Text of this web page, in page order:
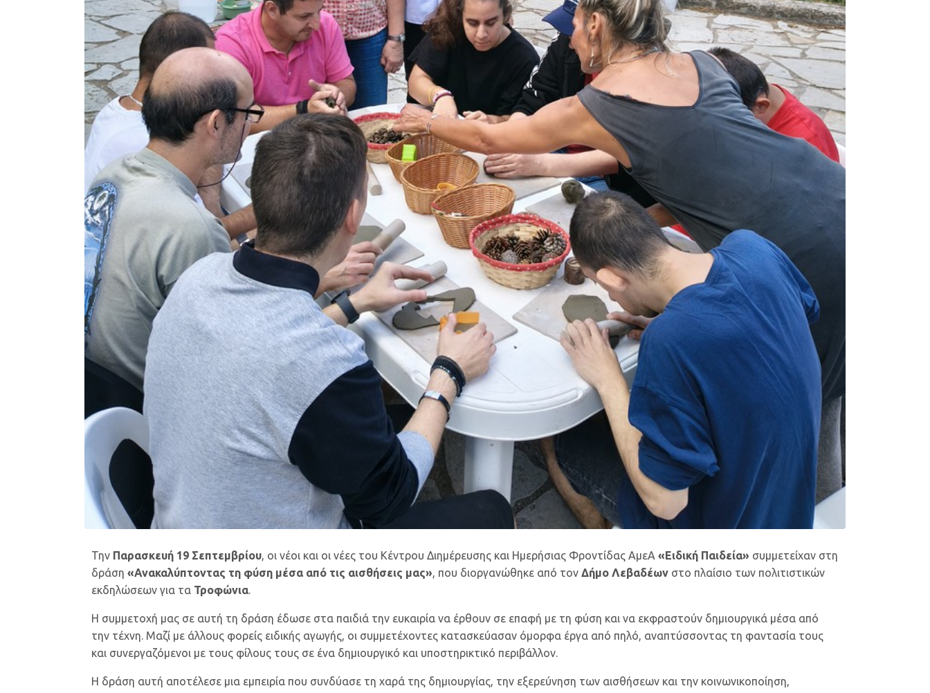
Την Παρασκευή 19 Σεπτεμβρίου, οι νέοι και οι νέες του Κέντρου Διημέρευσης και Ημερήσιας Φροντίδας ΑμεΑ «Ειδική Παιδεία» συμμετείχαν στη
δράση «Ανακαλύπτοντας τη φύση μέσα από τις αισθήσεις μας», που διοργανώθηκε από τον Δήμο Λεβαδέων στο πλαίσιο των πολιτιστικών
εκδηλώσεων για τα Τροφώνια.
Η συμμετοχή μας σε αυτή τη δράση έδωσε στα παιδιά την ευκαιρία να έρθουν σε επαφή με τη φύση και να εκφραστούν δημιουργικά μέσα από
την τέχνη. Μαζί με άλλους φορείς ειδικής αγωγής, οι συμμετέχοντες κατασκεύασαν όμορφα έργα από πηλό, αναπτύσσοντας τη φαντασία τους
και συνεργαζόμενοι με τους φίλους τους σε ένα δημιουργικό και υποστηρικτικό περιβάλλον.
Η δράση αυτή αποτέλεσε μια εμπειρία που συνδύασε τη χαρά της δημιουργίας, την εξερεύνηση των αισθήσεων και την κοινωνικοποίηση,